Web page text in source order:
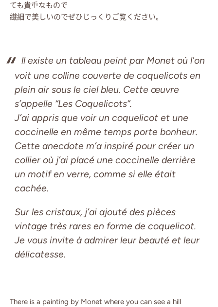
ても貴重なもので
繊細で美しいのでぜひじっくりご覧ください。
ll existe un tableau peint par Monet où l’on
voit une colline couverte de coquelicots en
plein air sous le ciel bleu. Cette œuvre
s’appelle “Les Coquelicots”.
J’ai appris que voir un coquelicot et une
coccinelle en même temps porte bonheur.
Cette anecdote m’a inspiré pour créer un
collier où j’ai placé une coccinelle derrière
un motif en verre, comme si elle était
cachée.
Sur les cristaux, j’ai ajouté des pièces
vintage très rares en forme de coquelicot.
Je vous invite à admirer leur beauté et leur
délicatesse.
There is a painting by Monet where you can see a hill